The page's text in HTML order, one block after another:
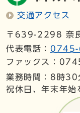
交通アクセス
〒639-2298 奈
代表電話： 0745-
ファックス：
業務時間：8時30
祝休日、年末年始